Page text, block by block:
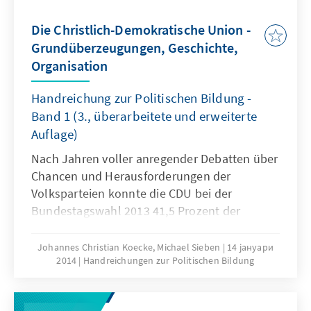
Beispiel des Freistaats Thüringen abzubilden
sowie die Ergebnisse und Impulse aus dem
Zukunftsdialog unserer Veranstaltungsreihe
Die Christlich-Demokratische Union -
Grundüberzeugungen, Geschichte,
Organisation
Handreichung zur Politischen Bildung -
Band 1 (3., überarbeitete und erweiterte
Auflage)
Nach Jahren voller anregender Debatten über
Chancen und Herausforderungen der
Volksparteien konnte die CDU bei der
Bundestagswahl 2013 41,5 Prozent der
verfehlte damit knapp die absolute Mehrheit.
Allein dieser bemerkenswerte Erfolg wäre
zur Christlich-Demokratischen Union neu
Johannes Christian Koecke, Michael Sieben
14 јануари
2014
Handreichungen zur Politischen Bildung